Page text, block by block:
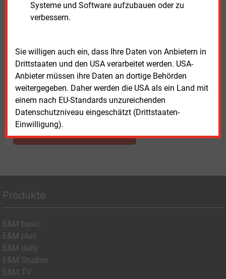
Systeme und Software aufzubauen oder zu
verbessern.
Sie willigen auch ein, dass Ihre Daten von Anbietern in
Drittstaaten und den USA verarbeitet werden. USA-
Anbieter müssen ihre Daten an dortige Behörden
weitergegeben. Daher werden die USA als ein Land mit
einem nach EU-Standards unzureichenden
Datenschutzniveau eingeschätzt (Drittstaaten-
Einwilligung).
Haben Sie Interesse an Content oder
Mehrfachzugängen für Ihr Unternehmen?
Sprechen Sie uns an, wenn Sie Fragen zur Nutzung von
E&M-Inhalten oder den verschiedenen Abonnement-
Paketen haben.
Das E&M-Vertriebsteam freut sich unter Tel. 08152 / 93
11-77 oder untervertrieb@energie-und-management.de
über Ihre Anfrage.
WEITERE INFORMATIONEN
Produkte
E&M basic
E&M plus
E&M daily
E&M Studien
E&M TV